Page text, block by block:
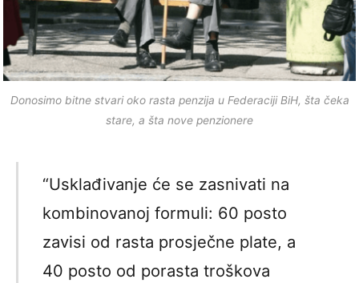
Donosimo bitne stvari oko rasta penzija u Federaciji BiH, šta čeka
stare, a šta nove penzionere
“Usklađivanje će se zasnivati na
kombinovanoj formuli: 60 posto
zavisi od rasta prosječne plate, a
40 posto od porasta troškova